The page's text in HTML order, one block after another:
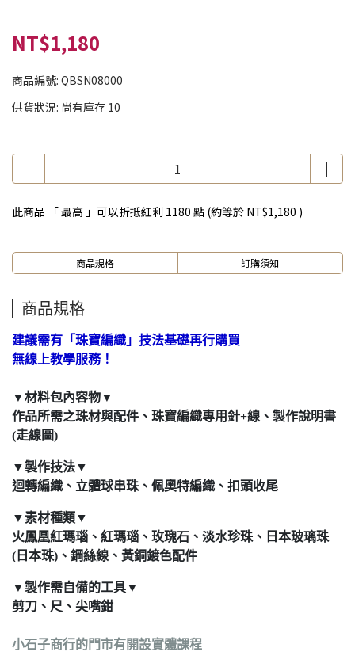
NT$1,180
商品編號: QBSN08000
供貨狀況: 尚有庫存 10
此商品 「 最高 」可以折抵紅利 1180 點 (約等於 NT$1,180 )
商品規格 訂購須知
商品規格
建議需有「珠寶編織」技法基礎再行購買
無線上教學服務！
▼材料包內容物▼
作品所需之珠材與配件、珠寶編織專用針+線、製作說明書
(走線圖)
▼製作技法▼
迴轉編織、立體球串珠、佩奧特編織、扣頭收尾
▼素材種類▼
火鳳凰紅瑪瑙、紅瑪瑙、玫瑰石、淡水珍珠、日本玻璃珠
(日本珠)、鋼絲線、黃銅鍍色配件
▼製作需自備的工具▼
剪刀、尺、尖嘴鉗
小石子商行的門市有開設實體課程